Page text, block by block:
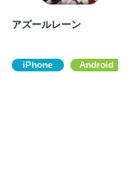
アズールレーン
iPhone Android